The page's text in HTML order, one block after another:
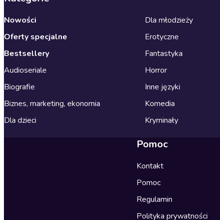
Nowości
Oferty specjalne
Bestsellery
Audioseriale
Biografie
Biznes, marketing, ekonomia
Dla dzieci
Dla młodzieży
Erotyczne
Fantastyka
Horror
Inne języki
Komedia
Kryminały
Pomoc
Kontakt
Pomoc
Regulamin
Polityka prywatności